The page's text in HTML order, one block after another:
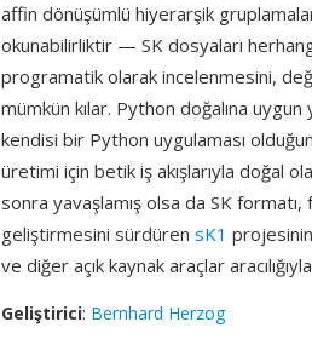
affin dönüşümlü hiyerarşik
okunabilirliktir — SK dosyaları
programatik olarak incelenmesini,
mümkün kılar. Python doğalına
kendisi bir Python uygulaması
üretimi için betik iş akışlarıyla doğal
sonra yavaşlamış olsa da SK
geliştirmesini sürdüren sK1
ve diğer açık kaynak araçlar
Geliştirici: Bernhard Herzog